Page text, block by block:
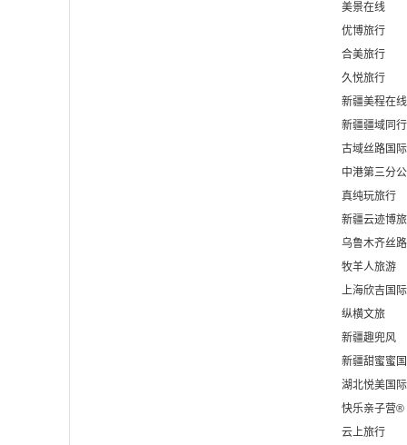
美景在线
优博旅行
合美旅行
久悦旅行
新疆美程在线
新疆疆域同
古域丝路国
中港第三分
真纯玩旅行
新疆云迹博
乌鲁木齐丝
牧羊人旅游
上海欣吉国
纵横文旅
新疆趣兜风
新疆甜蜜蜜
湖北悦美国
快乐亲子营®
云上旅行